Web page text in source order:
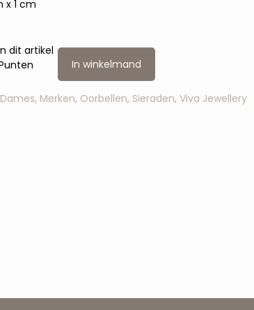
x 1 cm
dit artikel
In winkelmand
Dames, Merken, Oorbellen, Sieraden, Viva Jewellery